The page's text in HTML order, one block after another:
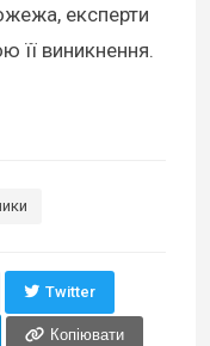
експерти
її виникнення.
Twitter
Копіювати